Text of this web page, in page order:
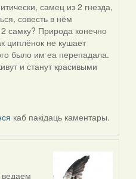
самец из 2 гнезда,
совесть в нём
самку? Природа конечно
циплёнок не кушает
было им еа перепадала.
и станут красивыми
каб пакідаць каментары.